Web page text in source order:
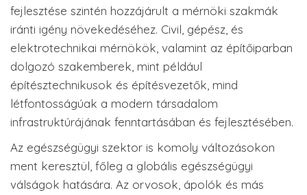
fejlesztése szintén hozzájárult a mérnöki szakmák
iránti igény növekedéséhez. Civil, gépész, és
elektrotechnikai mérnökök, valamint az építőiparban
dolgozó szakemberek, mint például
építésztechnikusok és építésvezetők, mind
létfontosságúak a modern társadalom
infrastruktúrájának fenntartásában és fejlesztésében.
Az egészségügyi szektor is komoly változásokon
ment keresztül, főleg a globális egészségügyi
válságok hatására. Az orvosok, ápolók és más